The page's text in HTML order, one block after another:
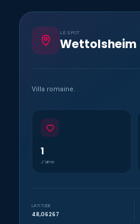
LE SPOT
Wettolsheim
Villa romaine.
1
J’aime
LATITUDE
48,06267